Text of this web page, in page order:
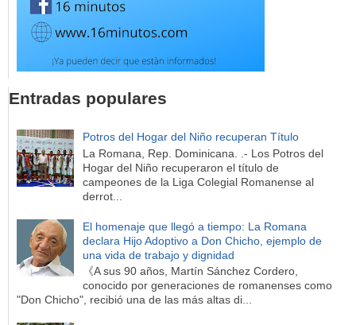
Entradas populares
Potros del Hogar del Niño recuperan Título
La Romana, Rep. Dominicana. .- Los Potros del
Hogar del Niño recuperaron el título de
campeones de la Liga Colegial Romanense al
derrot...
El homenaje que llegó a tiempo: La Romana
declara Hijo Adoptivo a Don Chicho, ejemplo de
una vida de trabajo y dignidad
《A sus 90 años, Martín Sánchez Cordero,
conocido por generaciones de romanenses como
"Don Chicho", recibió una de las más altas di...